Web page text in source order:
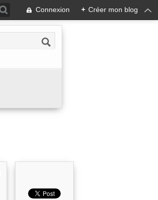
Connexion + Créer mon blog